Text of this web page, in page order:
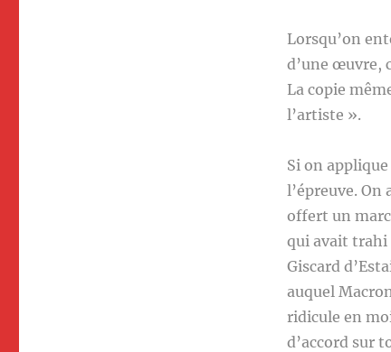
Lorsqu’on
d’une œuvre,
La copie
l’artiste ».
Si on
l’épreuve.
offert un
qui avait trahi
Giscard
auquel
ridicule en
d’accord sur